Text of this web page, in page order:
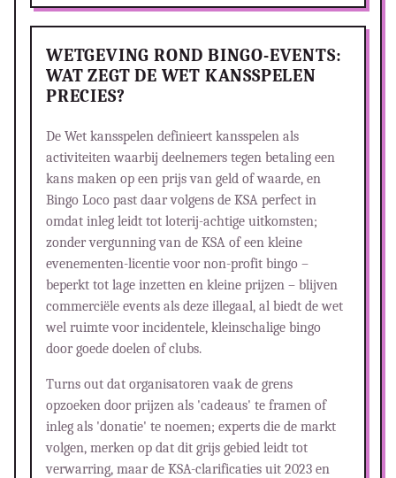
WETGEVING ROND BINGO-EVENTS:
WAT ZEGT DE WET KANSSPELEN
PRECIES?
De Wet kansspelen definieert kansspelen als
activiteiten waarbij deelnemers tegen betaling een
kans maken op een prijs van geld of waarde, en
Bingo Loco past daar volgens de KSA perfect in
omdat inleg leidt tot loterij-achtige uitkomsten;
zonder vergunning van de KSA of een kleine
evenementen-licentie voor non-profit bingo –
beperkt tot lage inzetten en kleine prijzen – blijven
commerciële events als deze illegaal, al biedt de wet
wel ruimte voor incidentele, kleinschalige bingo
door goede doelen of clubs.
Turns out dat organisatoren vaak de grens
opzoeken door prijzen als 'cadeaus' te framen of
inleg als 'donatie' te noemen; experts die de markt
volgen, merken op dat dit grijs gebied leidt tot
verwarring, maar de KSA-clarificaties uit 2023 en